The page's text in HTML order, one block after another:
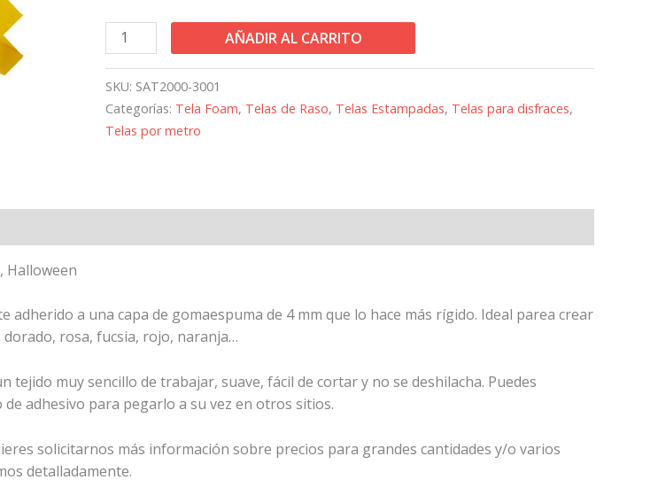
AÑADIR AL CARRITO
SKU: SAT2000-3001
Categorías: Tela Foam, Telas de Raso, Telas Estampadas, Telas para disfraces,
Telas por metro
Halloween
a una capa de gomaespuma de 4 mm que lo hace más rígido. Ideal parea crear
rosa, fucsia, rojo, naranja…
tejido muy sencillo de trabajar, suave, fácil de cortar y no se deshilacha. Puedes
adhesivo para pegarlo a su vez en otros sitios.
solicitarnos más información sobre precios para grandes cantidades y/o varios
detalladamente.